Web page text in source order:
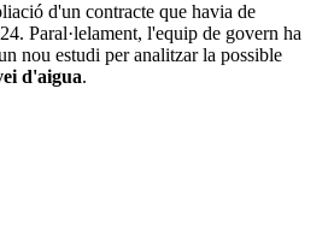
d'un contracte que havia de
Paral·lelament, l'equip de govern ha
nou estudi per analitzar la possible
d'aigua.